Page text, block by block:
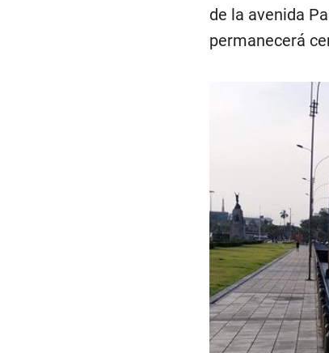
de la avenida
permanecerá